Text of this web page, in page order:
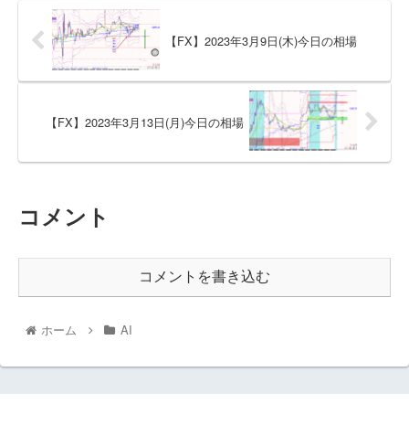
【FX】2023年3月9日(木)今日の相場
【FX】2023年3月13日(月)今日の相場
コメント
コメントを書き込む
ホーム AI